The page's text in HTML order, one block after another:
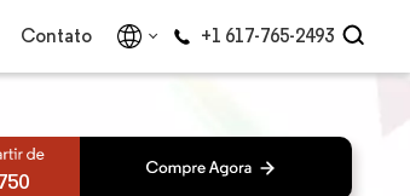
Contato +1 617-765-2493